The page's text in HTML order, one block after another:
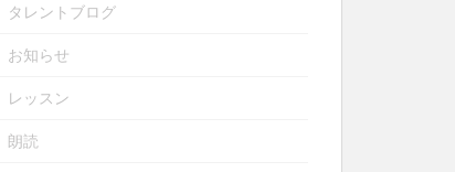
タレントブログ
お知らせ
レッスン
朗読